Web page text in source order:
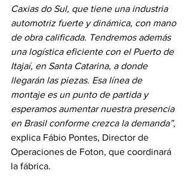
Caxias do Sul, que tiene una industria
automotriz fuerte y dinámica, con mano
de obra calificada. Tendremos además
una logística eficiente con el Puerto de
Itajaí, en Santa Catarina, a donde
llegarán las piezas. Esa línea de
montaje es un punto de partida y
esperamos aumentar nuestra presencia
en Brasil conforme crezca la demanda”,
explica Fábio Pontes, Director de
Operaciones de Foton, que coordinará
la fábrica.